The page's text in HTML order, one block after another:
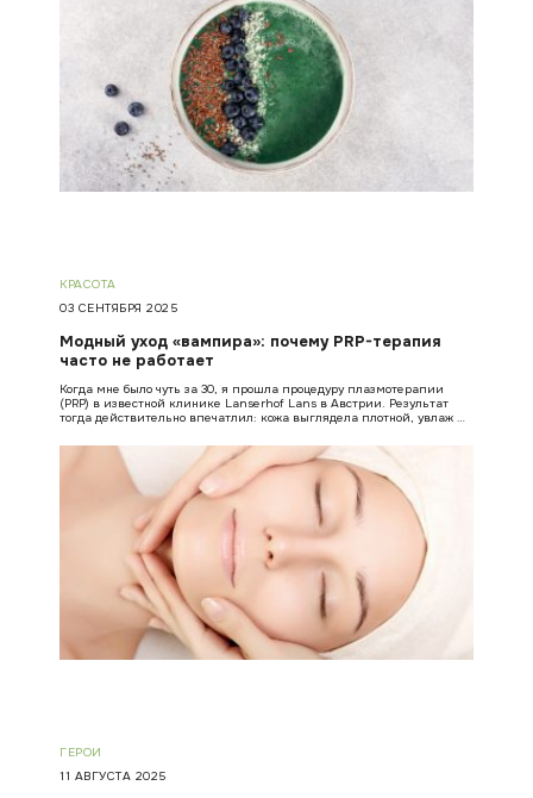
КРАСОТА
03 СЕНТЯБРЯ 2025
Модный уход «вампира»: почему PRP-терапия
часто не работает
Когда мне было чуть за 30, я прошла процедуру плазмотерапии
(PRP) в известной клинике Lanserhof Lans в Австрии. Результат
тогда действительно впечатлил: кожа выглядела плотной, увлаж …
ГЕРОИ
11 АВГУСТА 2025